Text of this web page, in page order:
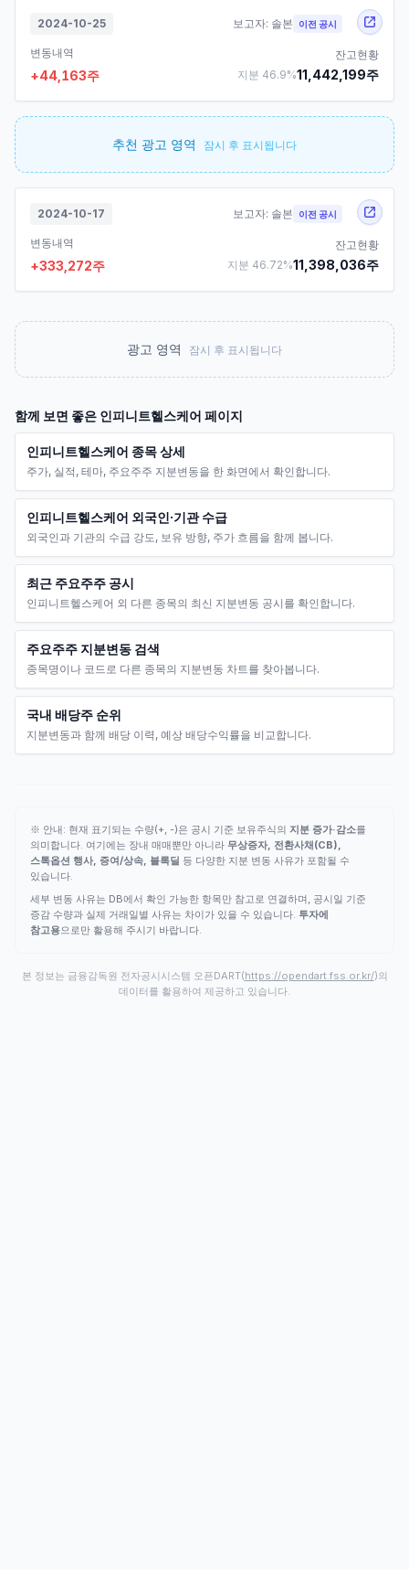
2024-10-25 보고자: 솔본 이전 공시
변동내역
+44,163주
잔고현황
지분 46.9%11,442,199주
추천 광고 영역 잠시 후 표시됩니다
2024-10-17 보고자: 솔본 이전 공시
변동내역
+333,272주
잔고현황
지분 46.72%11,398,036주
광고 영역 잠시 후 표시됩니다
함께 보면 좋은 인피니트헬스케어 페이지
인피니트헬스케어 종목 상세
주가, 실적, 테마, 주요주주 지분변동을 한 화면에서 확인합니다.
인피니트헬스케어 외국인·기관 수급
외국인과 기관의 수급 강도, 보유 방향, 주가 흐름을 함께 봅니다.
최근 주요주주 공시
인피니트헬스케어 외 다른 종목의 최신 지분변동 공시를 확인합니다.
주요주주 지분변동 검색
종목명이나 코드로 다른 종목의 지분변동 차트를 찾아봅니다.
국내 배당주 순위
지분변동과 함께 배당 이력, 예상 배당수익률을 비교합니다.
※ 안내: 현재 표기되는 수량(+, -)은 공시 기준 보유주식의 지분 증가·감소를
의미합니다. 여기에는 장내 매매뿐만 아니라 무상증자, 전환사채(CB),
스톡옵션 행사, 증여/상속, 블록딜 등 다양한 지분 변동 사유가 포함될 수
있습니다.
세부 변동 사유는 DB에서 확인 가능한 항목만 참고로 연결하며, 공시일 기준
증감 수량과 실제 거래일별 사유는 차이가 있을 수 있습니다. 투자에
참고용으로만 활용해 주시기 바랍니다.
본 정보는 금융감독원 전자공시시스템 오픈DART(https://opendart.fss.or.kr/)의
데이터를 활용하여 제공하고 있습니다.